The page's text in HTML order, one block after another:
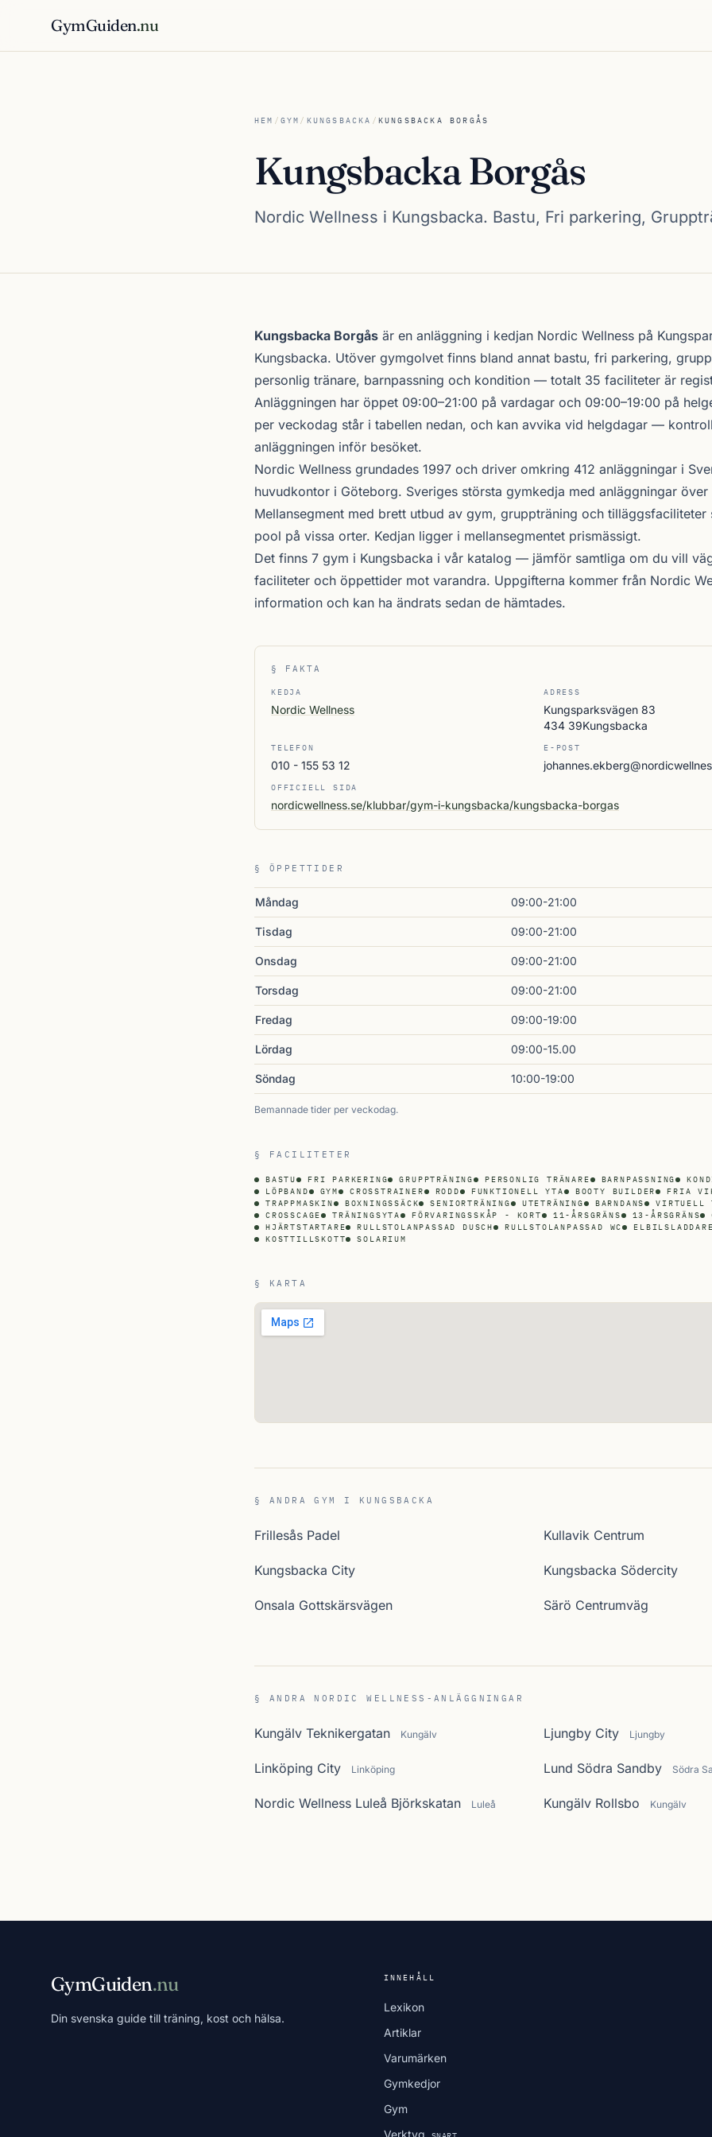
GymGuiden.nu
HEM / GYM / KUNGSBACKA / KUNGSBACKA BORGÅS
Kungsbacka Borgås
Nordic Wellness i Kungsbacka. Bastu, Fri parkering,
Om Kungsbacka Borgås
Kungsbacka Borgås är en anläggning i kedjan Nordic Wellness på
Kungsbacka. Utöver gymgolvet finns bland annat bastu, fri parkering,
personlig tränare, barnpassning och kondition — totalt 35 faciliteter är
Anläggningen har öppet 09:00–21:00 på vardagar och 09:00–19:00 på
per veckodag står i tabellen nedan, och kan avvika vid helgdagar —
anläggningen inför besöket.
Nordic Wellness grundades 1997 och driver omkring 412 anläggningar i
huvudkontor i Göteborg. Sveriges största gymkedja med anläggningar över
Mellansegment med brett utbud av gym, gruppträning och tilläggsfaciliteter
pool på vissa orter. Kedjan ligger i mellansegmentet prismässigt.
Det finns 7 gym i Kungsbacka i vår katalog — jämför samtliga om du vill
faciliteter och öppettider mot varandra. Uppgifterna kommer från Nordic
information och kan ha ändrats sedan de hämtades.
§ FAKTA
KEDJA
Nordic Wellness
ADRESS
Kungsparksvägen 83
434 39Kungsbacka
TELEFON
010 - 155 53 12
E-POST
OFFICIELL SIDA
nordicwellness.se/klubbar/gym-i-kungsbacka/kungsbacka-borgas
§ ÖPPETTIDER
Måndag 09:00-21:00
Tisdag 09:00-21:00
Onsdag 09:00-21:00
Torsdag 09:00-21:00
Fredag 09:00-19:00
Lördag 09:00-15.00
Söndag 10:00-19:00
Bemannade tider per veckodag.
§ FACILITETER
BASTU FRI PARKERING GRUPPTRÄNING PERSONLIG TRÄNARE BARNPASSNING
LÖPBAND
GYM CROSSTRAINER RODD FUNKTIONELL YTA BOOTY BUILDER
FRIA
TRAPPMASKIN
BOXNINGSSÄCK SENIORTRÄNING UTETRÄNING BARNDANS
VIRTUELL
CROSSCAGE
TRÄNINGSYTA FÖRVARINGSSKÅP - KORT 11-ÅRSGRÄNS 13-ÅRSGRÄNS
HJÄRTSTARTARE
RULLSTOLANPASSAD DUSCH RULLSTOLANPASSAD WC
KOSTTILLSKOTT
SOLARIUM
§ KARTA
§ ANDRA GYM I KUNGSBACKA
Frillesås Padel Kullavik Centrum
Kungsbacka City Kungsbacka Södercity
Onsala Gottskärsvägen Särö Centrumväg
§ ANDRA NORDIC WELLNESS-ANLÄGGNINGAR
Kungälv Teknikergatan Kungälv Ljungby City Ljungby
Linköping City Linköping Lund Södra Sandby Södra
Nordic Wellness Luleå Björkskatan Luleå Kungälv Rollsbo Kungälv
GymGuiden.nu
Din svenska guide till träning, kost och hälsa.
INNEHÅLL
Lexikon
Artiklar
Varumärken
Gymkedjor
Gym
Verktyg